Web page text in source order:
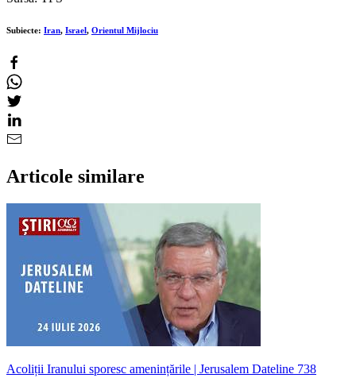
Subiecte: Iran, Israel, Orientul Mijlociu
Articole similare
Acoliții Iranului sporesc amenințările | Jerusalem Dateline 738